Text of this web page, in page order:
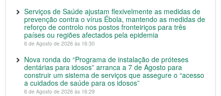
Serviços de Saúde ajustam flexivelmente as medidas de
prevenção contra o vírus Ébola, mantendo as medidas de
reforço de controlo nos postos fronteiriços para três
países ou regiões afectados pela epidemia
6 de Agosto de 2026 às 16:30
Nova ronda do “Programa de instalação de próteses
dentárias para idosos” arranca a 7 de Agosto para
construir um sistema de serviços que assegure o “acesso
a cuidados de saúde para os idosos”
6 de Agosto de 2026 às 16:29